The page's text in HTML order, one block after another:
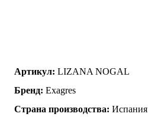
Артикул: LIZANA NOGAL
Бренд: Exagres
Страна производства: Испания